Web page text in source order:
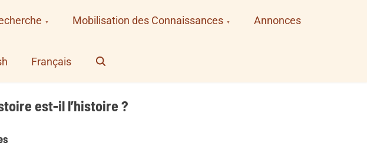
Mobilisation des Connaissances Annonces
Français Search
est-il l’histoire ?